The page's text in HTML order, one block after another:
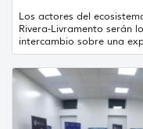
Los actores del
Rivera-Livramento serán
intercambio sobre una